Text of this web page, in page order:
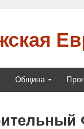
Община